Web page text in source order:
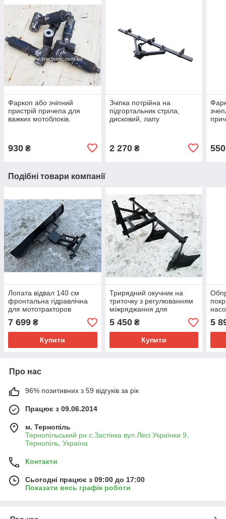
Фаркоп або зчіпний
пристрій причепа для
важких мотоблоків.
930 ₴
Зчіпка потрійна на
підгортальник стріла,
дисковий, лапу
2 270₴ 550
Подібні товари компанії
Лопата відвал 140 см
фронтальна гідравлічна
для мототракторов
Garden Scout, DW, ZUBR,
БУЛАТ, FORTE
7 699 ₴
Купити
Трирядний окучник на
триточку з регулюванням
міжряджання для
мотоблока мототрактора
мінітрактора від 10 л.с
5 450₴
Купити
5
Про нас
96% позитивних з 59 відгуків за рік
Працює з 09.06.2014
м. Тернопіль
Тернопільський рн с.Застінка вул.Лесі Українки 9,
Тернопіль, Україна
Контакти
Сьогодні працює з 09:00 до 17:00
Показати весь графік роботи